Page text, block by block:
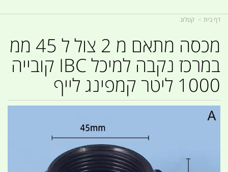
דף בית קטלוג
מכסה מתאם מ 2 צול ל 45 ממ
במרכז נקבה למיכל IBC קובייה
1000 ליטר קמפינג לייף